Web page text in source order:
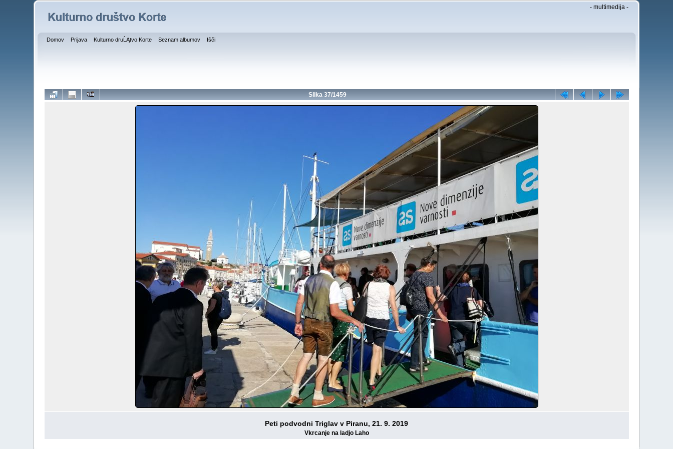
- multimedija -
Domov Prijava Kulturno druĹĄtvo Korte Seznam albumov Išči
Slika 37/1459
Peti podvodni Triglav v Piranu, 21. 9. 2019
Vkrcanje na ladjo Laho